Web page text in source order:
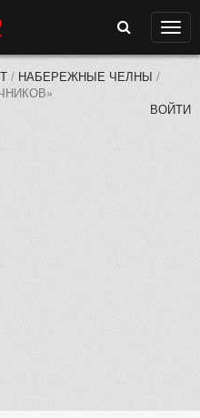
Поиск
/ НАБЕРЕЖНЫЕ ЧЕЛНЫ /
ВОЙТИ